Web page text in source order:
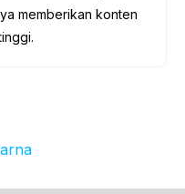
memberikan konten